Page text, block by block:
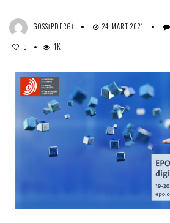
GOSSIPDERGI 24 MART 2021
0 1K